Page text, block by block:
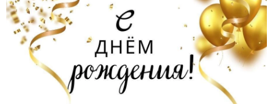
Стихи и тексты
ПРАЗДНИКИ
С Днем рождения
Юбилей
ОТЗЫВЫ